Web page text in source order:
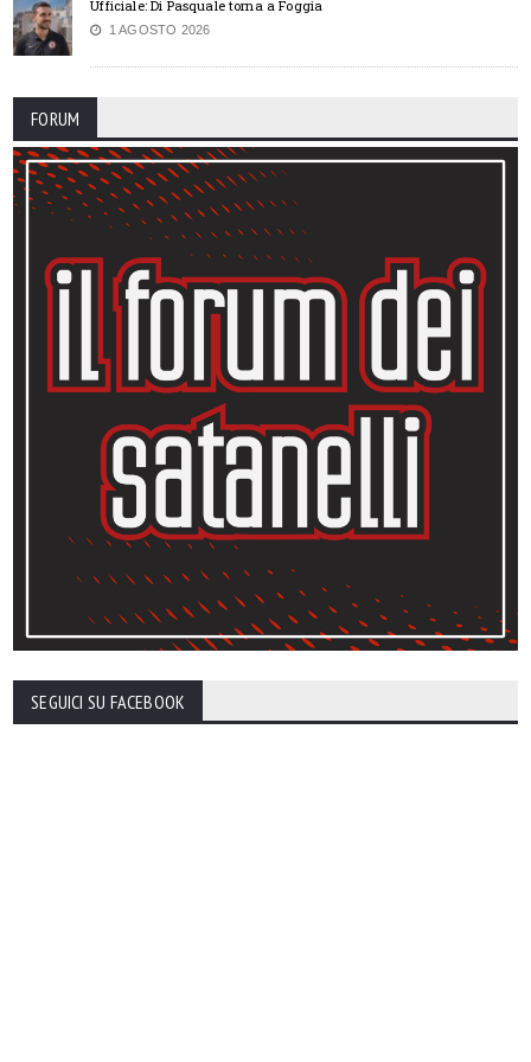
Ufficiale: Di Pasquale torna a Foggia
1 AGOSTO 2026
FORUM
SEGUICI SU FACEBOOK